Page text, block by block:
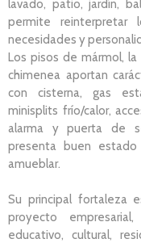
lavado, patio, jardín,
permite reinterpretar
necesidades y
Los pisos de mármol,
chimenea aportan
con cisterna, gas
minisplits frío/calor,
alarma y puerta de
presenta buen
amueblar.
Su principal fortaleza
proyecto
educativo, cultural,